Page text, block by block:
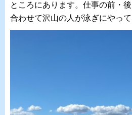
ところにあります。仕事の前・
合わせて沢山の人が泳ぎにやって